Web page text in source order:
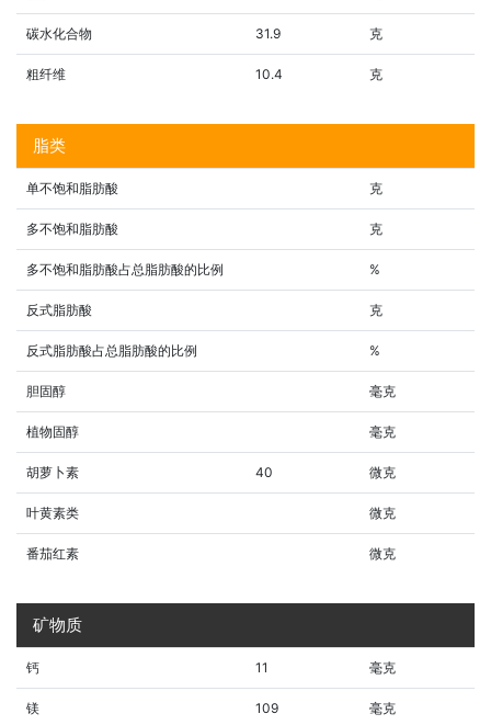
碳水化合物 31.9 克
粗纤维 10.4 克
脂类
单不饱和脂肪酸 克
多不饱和脂肪酸 克
多不饱和脂肪酸占总脂肪酸的比例 %
反式脂肪酸 克
反式脂肪酸占总脂肪酸的比例 %
胆固醇 毫克
植物固醇 毫克
胡萝卜素 40 微克
叶黄素类 微克
番茄红素 微克
矿物质
钙 11 毫克
镁 109 毫克